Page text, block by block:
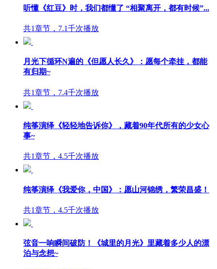
听懂《红豆》时，我们都懂了 “相聚离开，都有时候”...
共1章节，7.1千次播放
月光下循环N遍的《但愿人长久》：愿每个牵挂，都能
有归期~
共1章节，7.4千次播放
纯筝演绎《轻轻地告诉你》，藏着90年代所有的少女心
事~
共1章节，4.5千次播放
纯筝演绎《我爱你，中国》：愿山河锦绣，繁荣昌盛！
共1章节，4.5千次播放
弦音一响瞬间破防！《城里的月光》里藏着多少人的漂
泊与念想~